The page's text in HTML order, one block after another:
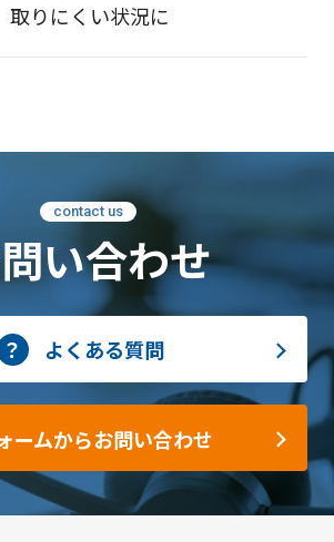
取りにくい状況に
contact us
い合わせ
よくある質問
ームからお問い合わせ